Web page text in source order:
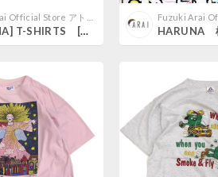
[HARUNA] T-SHIRTS [榛名] Tシャツ HARUNA